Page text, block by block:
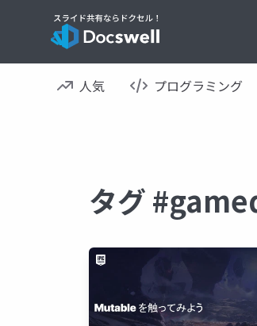
人気 プログラミング
タグ